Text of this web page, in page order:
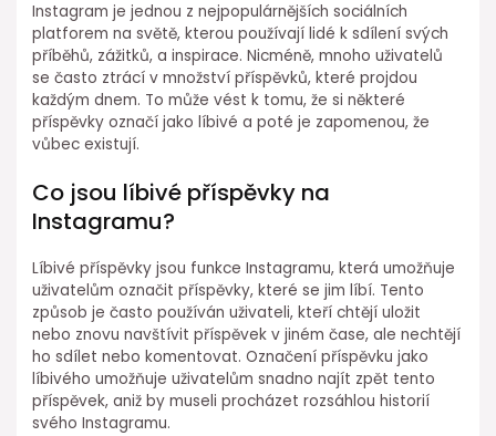
Instagram je jednou z nejpopulárnějších sociálních
platforem na světě, kterou používají lidé k sdílení svých
příběhů, zážitků, a inspirace. Nicméně, mnoho uživatelů
se často ztrácí v množství příspěvků, které projdou
každým dnem. To může vést k tomu, že si některé
příspěvky označí jako líbivé a poté je zapomenou, že
vůbec existují.
Co jsou líbivé příspěvky na
Instagramu?
Líbivé příspěvky jsou funkce Instagramu, která umožňuje
uživatelům označit příspěvky, které se jim líbí. Tento
způsob je často používán uživateli, kteří chtějí uložit
nebo znovu navštívit příspěvek v jiném čase, ale nechtějí
ho sdílet nebo komentovat. Označení příspěvku jako
líbivého umožňuje uživatelům snadno najít zpět tento
příspěvek, aniž by museli procházet rozsáhlou historií
svého Instagramu.